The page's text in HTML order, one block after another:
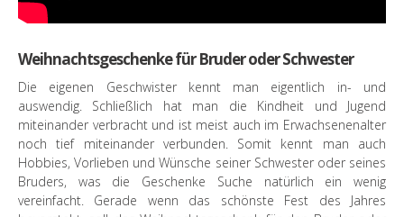
Weihnachtsgeschenke für Bruder oder Schwester
Die eigenen Geschwister kennt man eigentlich in- und
auswendig. Schließlich hat man die Kindheit und Jugend
miteinander verbracht und ist meist auch im Erwachsenenalter
noch tief miteinander verbunden. Somit kennt man auch
Hobbies, Vorlieben und Wünsche seiner Schwester oder seines
Bruders, was die Geschenke Suche natürlich ein wenig
vereinfacht. Gerade wenn das schönste Fest des Jahres